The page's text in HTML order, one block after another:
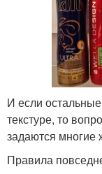
И если
текстуре, то
задаются
Правила